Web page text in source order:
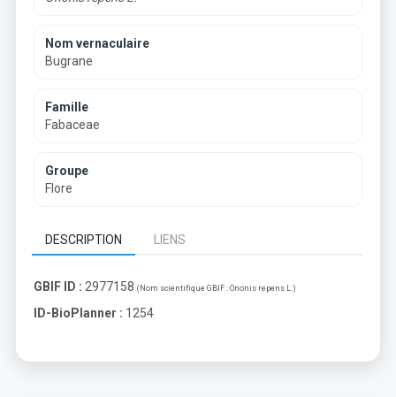
Nom vernaculaire
Bugrane
Famille
Fabaceae
Groupe
Flore
DESCRIPTION LIENS
GBIF ID : 2977158 (Nom scientifique GBIF : Ononis repens L.)
ID-BioPlanner : 1254